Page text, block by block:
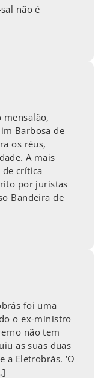
não é
mensalão,
Barbosa de
os réus,
A mais
crítica
por juristas
Bandeira de
foi uma
o ex-ministro
não tem
as suas duas
a Eletrobrás. ‘O